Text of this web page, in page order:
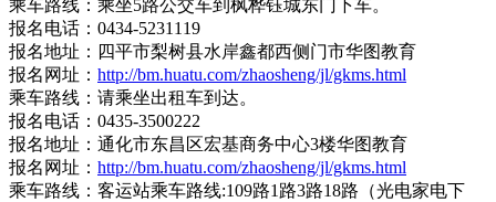
乘车路线：乘坐5路公交车到枫桦钰城东门下车。
报名电话：0434-5231119
报名地址：四平市梨树县水岸鑫都西侧门市华图教育
报名网址： http://bm.huatu.com/zhaosheng/jl/gkms.html
乘车路线：请乘坐出租车到达。
报名电话：0435-3500222
报名地址：通化市东昌区宏基商务中心3楼华图教育
报名网址： http://bm.huatu.com/zhaosheng/jl/gkms.html
乘车路线：客运站乘车路线:109路1路3路18路（光电家电下